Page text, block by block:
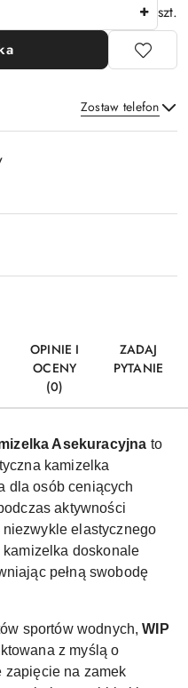
szt.
Zostaw telefon
OPINIE I
OCENY
(0)
ZADAJ
PYTANIE
Asekuracyjna to
kamizelka
dla osób ceniących
aktywności
elastycznego
doskonale
pełną swobodę
sportów wodnych,WIP
z myślą o
zapięcie na zamek